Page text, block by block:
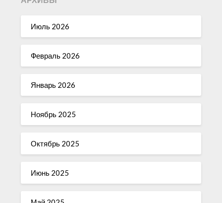
Июль 2026
Февраль 2026
Январь 2026
Ноябрь 2025
Октябрь 2025
Июнь 2025